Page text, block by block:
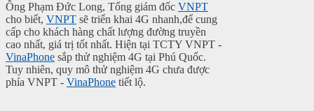
Ông Phạm Đức Long, Tổng giám đốc VNPT
cho biết, VNPT sẽ triển khai 4G nhanh,để cung
cấp cho khách hàng chất lượng đường truyền
cao nhất, giá trị tốt nhất. Hiện tại TCTY VNPT -
VinaPhone sắp thử nghiệm 4G tại Phú Quốc.
Tuy nhiên, quy mô thử nghiệm 4G chưa được
phía VNPT - VinaPhone tiết lộ.